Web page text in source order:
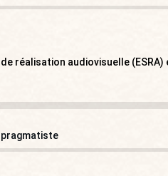
réalisation audiovisuelle
pragmatiste